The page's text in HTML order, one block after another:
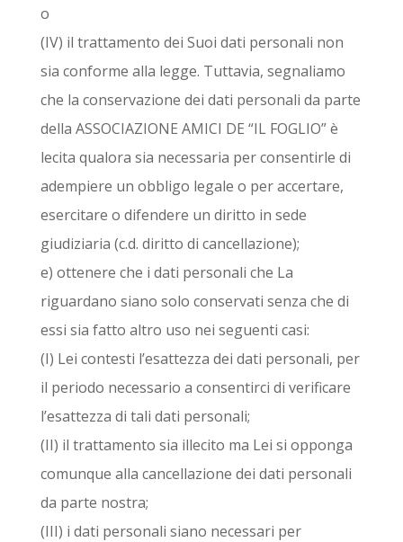
o
(IV) il trattamento dei Suoi dati personali non
sia conforme alla legge. Tuttavia, segnaliamo
che la conservazione dei dati personali da parte
della ASSOCIAZIONE AMICI DE “IL FOGLIO” è
lecita qualora sia necessaria per consentirle di
adempiere un obbligo legale o per accertare,
esercitare o difendere un diritto in sede
giudiziaria (c.d. diritto di cancellazione);
e) ottenere che i dati personali che La
riguardano siano solo conservati senza che di
essi sia fatto altro uso nei seguenti casi:
(I) Lei contesti l’esattezza dei dati personali, per
il periodo necessario a consentirci di verificare
l’esattezza di tali dati personali;
(II) il trattamento sia illecito ma Lei si opponga
comunque alla cancellazione dei dati personali
da parte nostra;
(III) i dati personali siano necessari per